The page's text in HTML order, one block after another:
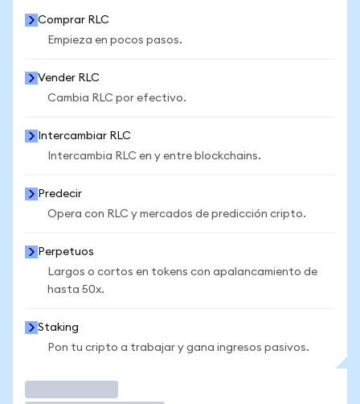
Comprar RLC
Empieza en pocos pasos.
Vender RLC
Cambia RLC por efectivo.
Intercambiar RLC
Intercambia RLC en y entre blockchains.
Predecir
Opera con RLC y mercados de predicción cripto.
Perpetuos
Largos o cortos en tokens con apalancamiento de
hasta 50x.
Staking
Pon tu cripto a trabajar y gana ingresos pasivos.